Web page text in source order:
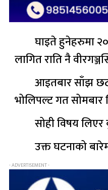
घाइते हुनेहरुमा
लागित राति नै
आइतबार साँझ छठ
भोलिपल्ट गत
सोही विषय
उक्त घटनाको
- ADVERTISEMENT -